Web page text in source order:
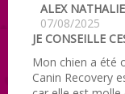
ALEX NATHALIE
07/08/2025
JE CONSEILLE
Mon chien a été
Canin Recovery